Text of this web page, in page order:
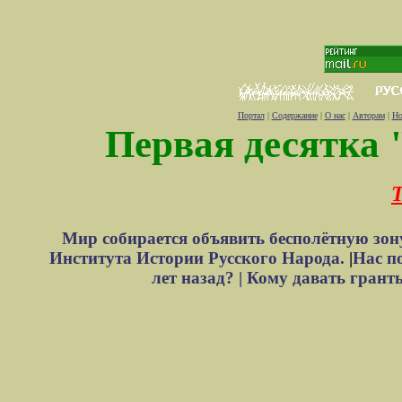
Портал| Содержание| О нас| Авторам|
Первая десятка
Мир собирается объявить бесполётную
Института Истории Русского Народа. |Нас
лет назад? | Кому давать